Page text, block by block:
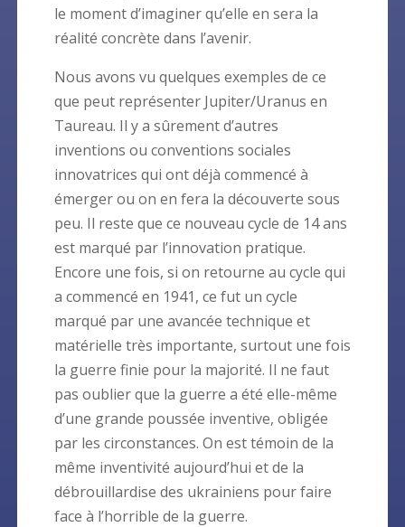
le moment d’imaginer qu’elle en sera la
réalité concrète dans l’avenir.
Nous avons vu quelques exemples de ce
que peut représenter Jupiter/Uranus en
Taureau. Il y a sûrement d’autres
inventions ou conventions sociales
innovatrices qui ont déjà commencé à
émerger ou on en fera la découverte sous
peu. Il reste que ce nouveau cycle de 14 ans
est marqué par l’innovation pratique.
Encore une fois, si on retourne au cycle qui
a commencé en 1941, ce fut un cycle
marqué par une avancée technique et
matérielle très importante, surtout une fois
la guerre finie pour la majorité. Il ne faut
pas oublier que la guerre a été elle-même
d’une grande poussée inventive, obligée
par les circonstances. On est témoin de la
même inventivité aujourd’hui et de la
débrouillardise des ukrainiens pour faire
face à l’horrible de la guerre.